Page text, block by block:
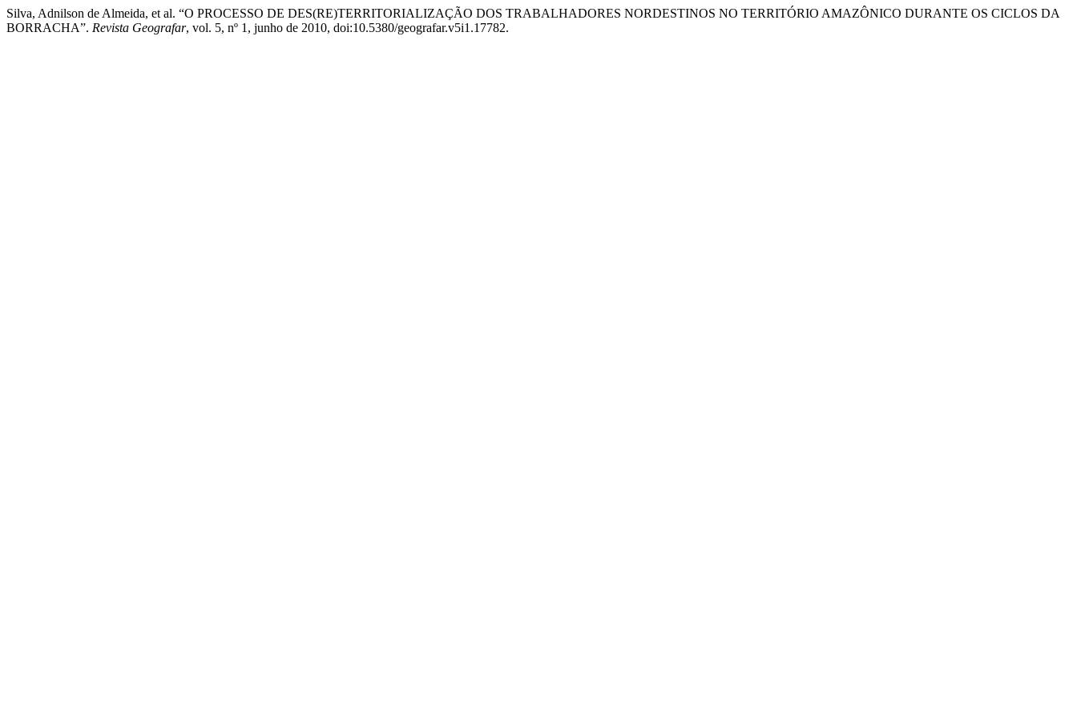
Silva, Adnilson de Almeida, et al. “O PROCESSO DE DES(RE)TERRITORIALIZAÇÃO DOS TRABALHADORES NORDESTINOS NO TERRITÓRIO AMAZÔNICO DURANTE OS CICLOS DA
BORRACHA”. Revista Geografar, vol. 5, nº 1, junho de 2010, doi:10.5380/geografar.v5i1.17782.